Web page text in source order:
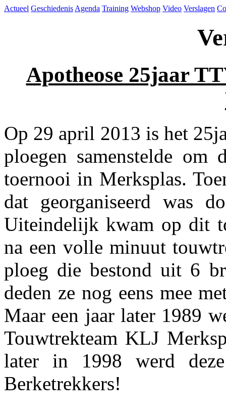
Actueel Geschiedenis Agenda Training Webshop Video Verslagen
Apotheose 25jaar
Op 29 april 2013 is het
ploegen samenstelde om
toernooi in Merksplas.
dat georganiseerd was
Uiteindelijk kwam op dit
na een volle minuut
ploeg die bestond uit 6
deden ze nog eens mee
Maar een jaar later 1989
Touwtrekteam KLJ
later in 1998 werd
Berketrekkers!